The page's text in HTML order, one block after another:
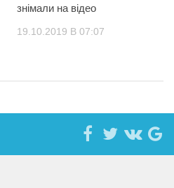
знімали на відео
19.10.2019 В 07:07